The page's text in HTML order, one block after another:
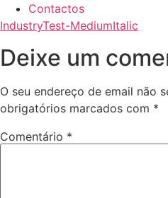
Contactos
IndustryTest-MediumItalic
Deixe um
O seu endereço de email não
obrigatórios marcados com *
Comentário *